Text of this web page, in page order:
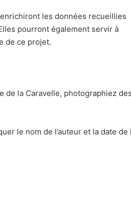
les données recueillies
pourront également servir à
de ce projet.
de la Caravelle, photographiez des
le nom de l’auteur et la date de